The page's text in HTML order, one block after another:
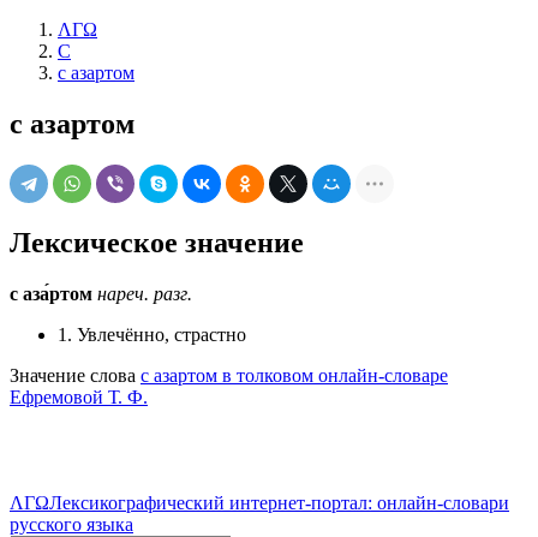
ΛΓΩ
С
с азартом
с азартом
Лексическое значение
с аза́ртом нареч. разг.
1. Увлечённо, страстно
Значение слова с азартом в толковом онлайн-словаре
Ефремовой Т. Ф.
ΛΓΩЛексикографический интернет-портал: онлайн-словари
русского языка